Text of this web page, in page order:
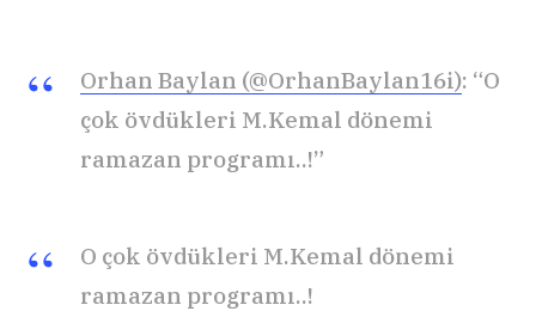
Orhan Baylan (@OrhanBaylan16i): “O
çok övdükleri M.Kemal dönemi
ramazan programı..!”
O çok övdükleri M.Kemal dönemi
ramazan programı..!